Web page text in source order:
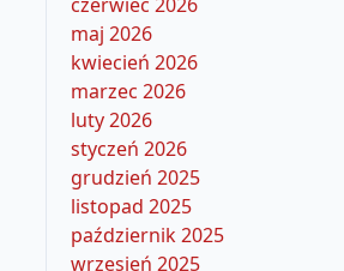
maj 2026
kwiecień 2026
marzec 2026
luty 2026
styczeń 2026
grudzień 2025
listopad 2025
październik 2025
wrzesień 2025